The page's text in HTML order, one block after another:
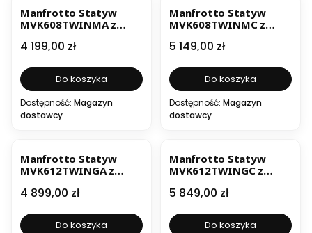
Manfrotto Statyw
MVK608TWINMA z
pokrowcem, rozpórka
Cena
4 199,00 zł
Do koszyka
Dostępność: Magazyn
dostawcy
Manfrotto Statyw
MVK608TWINMC z
pokrowcem, rozpórka
Cena
5 149,00 zł
Do koszyka
Dostępność: Magazyn
dostawcy
Manfrotto Statyw
MVK612TWINGA z
pokrowcem, rozpórka
Cena
4 899,00 zł
Do koszyka
Manfrotto Statyw
MVK612TWINGC z
pokrowcem, rozpórka
Cena
5 849,00 zł
Do koszyka